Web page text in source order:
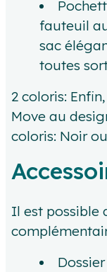
fauteuil
sac
toutes
2 coloris:
Move au
coloris: Noir
Il est possible